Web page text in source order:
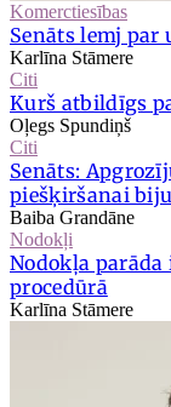
Komerctiesības
Senāts lemj par
Karlīna Stāmere
Citi
Kurš atbildīgs
Oļegs Spundiņš
Citi
Senāts:
piešķiršanai
Baiba Grandāne
Nodokļi
Nodokļa
procedūrā
Karlīna Stāmere